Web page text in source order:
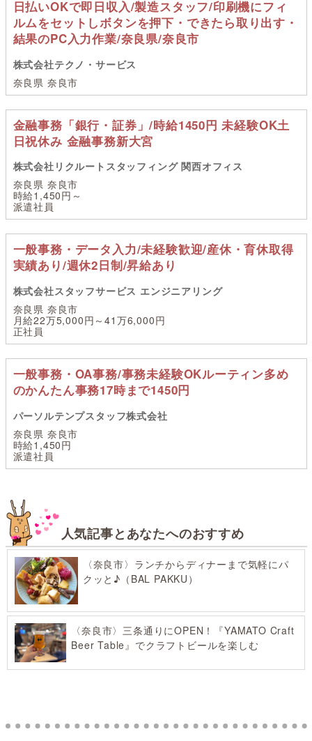
日払いOKで即日収入/製造スタッフ/印刷機にフィ
ルムをセットしボタンを押下・できたら取り出す・
結果のPC入力作業/奈良県/奈良市
株式会社テクノ・サービス
奈良県 奈良市
金融事務「銀行・証券」/時給1450円 未経験OK土
日祝休み 金融事務新大宮
株式会社リクルートスタッフィング 関西オフィス
奈良県 奈良市
時給1,450円～
派遣社員
一般事務・データ入力/未経験歓迎/産休・育休取得
実績あり/週休2日制/昇給あり
株式会社スタッフサービス エンジニアリング
奈良県 奈良市
月給22万5,000円～41万6,000円
正社員
一般事務・OA事務/事務未経験OKルーティン多め
のかんたん事務17時まで1450円
パーソルテンプスタッフ株式会社
奈良県 奈良市
時給1,450円
派遣社員
人気記事とあなたへのおすすめ
〈奈良市〉ランチからディナーまで気軽にパ
クッと♪（BAL PAKKU）
〈奈良市〉三条通りにOPEN！『YAMATO Craft
Beer Table』でクラフトビールを楽しむ